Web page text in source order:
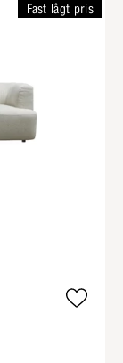
Fast lågt pris